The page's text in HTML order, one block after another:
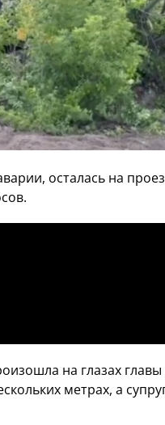
осталась на
на глазах
метрах, а